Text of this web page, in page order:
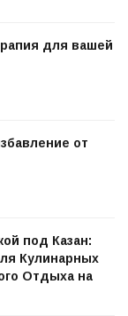
для вашей
от
под Казан:
Кулинарных
Отдыха на